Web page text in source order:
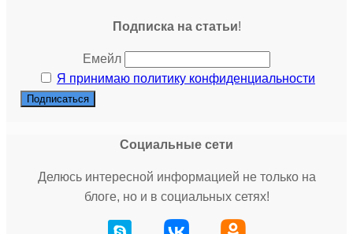
Подписка на статьи!
Емейл
Я принимаю политику конфиденциальности
Социальные сети
Делюсь интересной информацией не только на
блоге, но и в социальных сетях!